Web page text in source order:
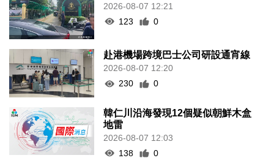
2026-08-07 12:21
123
0
赴港機場跨境巴士公司研設通宵線
2026-08-07 12:20
230
0
韓仁川沿海發現12個疑似朝鮮木盒
地雷
2026-08-07 12:03
138
0